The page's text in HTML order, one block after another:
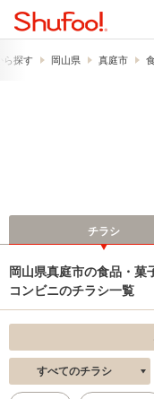
ら探す 岡山県 真庭市
チラシ
岡山県真庭市の食品・菓
コンビニのチラシ一覧
すべてのチラシ